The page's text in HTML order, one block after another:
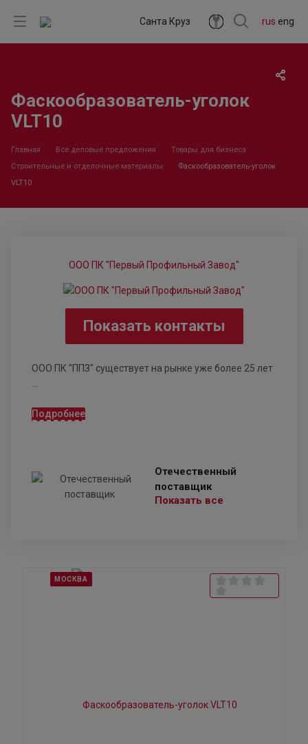
rus eng
Санта Круз
Фаскообразователь-уголок
VLT10
Главная Все деловые предложения
Товары для бизнеса
Строительные и отделочные материалы
Фаскообразователь-уголок
VLT10
ООО ПК "Первый Профильный Завод"
Показать контакты
ООО ПК "ППЗ" существует на рынке уже более 25 лет
Подробнее
Отечественный
поставщик
Показать все
МОСКВА